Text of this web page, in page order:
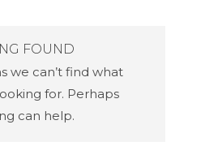
FOUND
we can’t find what
for. Perhaps
can help.